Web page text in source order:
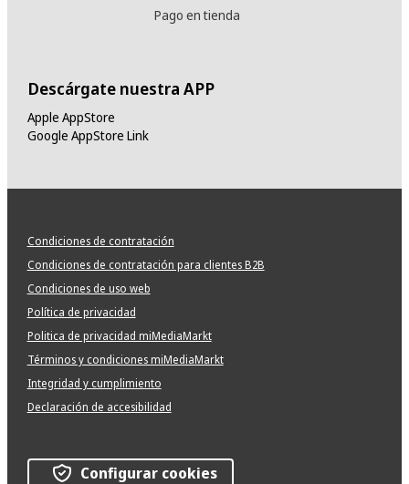
Pago en tienda
Descárgate nuestra APP
Apple AppStore
Google AppStore Link
Condiciones de contratación
Condiciones de contratación para clientes B2B
Condiciones de uso web
Política de privacidad
Politica de privacidad miMediaMarkt
Términos y condiciones miMediaMarkt
Integridad y cumplimiento
Declaración de accesibilidad
Configurar cookies